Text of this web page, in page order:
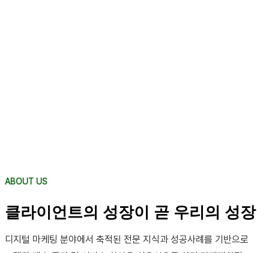
ABOUT US
클라이언트의 성장이 곧 우리의 성장
디지털 마케팅 분야에서 축적된 전문 지식과 성공사례를 기반으로